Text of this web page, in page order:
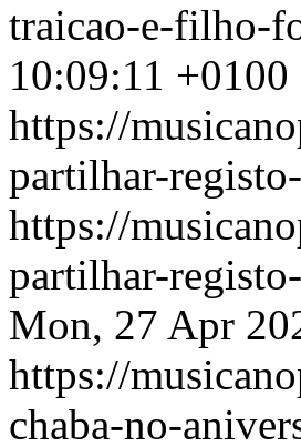
traicao-e-filho-
10:09:11 +0100
https://
partilhar-
https://
partilhar-
Mon, 27 Apr
https://
chaba-no-